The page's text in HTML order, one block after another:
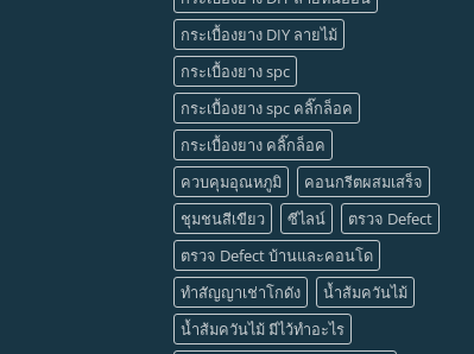
กระเบื้องยาง DIY ลายไม้
กระเบื้องยาง spc
กระเบื้องยาง spc คลิ๊กล็อค
กระเบื้องยาง คลิ๊กล็อค
ควบคุมอุณหภูมิ
คอนกรีตผสมเสร็จ
ชุมชนสีเขียว
ซีไลน์
ตรวจ Defect
ตรวจ Defect บ้านและคอนโด
ทำสัญญาเช่าโกดัง
น้ำส้มควันไม้
น้ำส้มควันไม้ มีไว้ทำอะไร